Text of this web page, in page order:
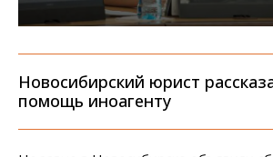
Новосибирский юрист
помощь иноагенту